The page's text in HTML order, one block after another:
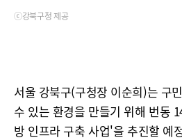
ⓒ강북구청 제공
서울 강북구(구청장 이순희)는 구
수 있는 환경을 만들기 위해 번동
방 인프라 구축 사업'을 추진할 예